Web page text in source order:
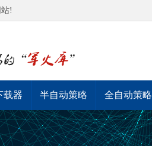
!
载器 半自动策略 全自动策略